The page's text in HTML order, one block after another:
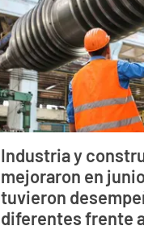
Industria y
mejoraron en
tuvieron
diferentes frente